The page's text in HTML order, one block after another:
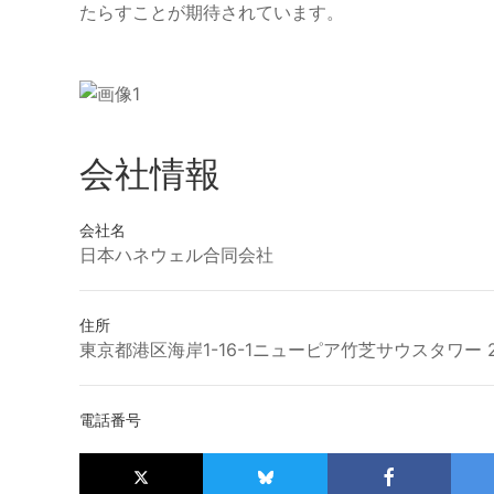
たらすことが期待されています。
会社情報
会社名
日本ハネウェル合同会社
住所
東京都港区海岸1-16-1ニューピア竹芝サウスタワー
電話番号